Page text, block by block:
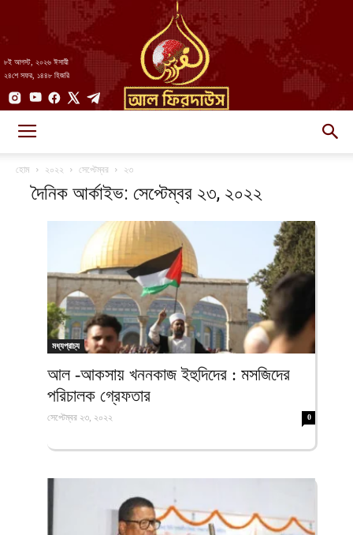
৮ই আগস্ট, ২০২৬ ঈসায়ী
২৪শে সফর, ১৪৪৮ হিজরি
আল-
ফিরদাউস
হোম ২০২২ সেপ্টেম্বর ২৩
দৈনিক আর্কাইভ: সেপ্টেম্বর ২৩, ২০২২
মধ্যপ্রাচ্য
আল -আকসায় খননকাজ ইহুদিদের : মসজিদের
পরিচালক গ্রেফতার
সেপ্টেম্বর ২৩, ২০২২ 0